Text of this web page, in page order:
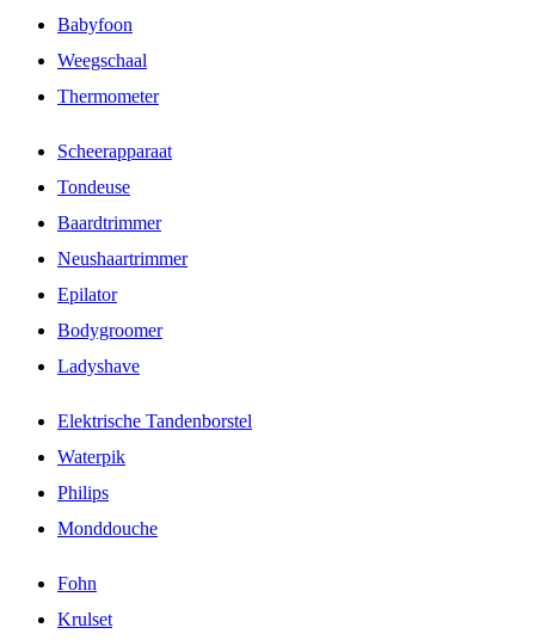
Babyfoon
Weegschaal
Thermometer
Scheerapparaat
Tondeuse
Baardtrimmer
Neushaartrimmer
Epilator
Bodygroomer
Ladyshave
Elektrische Tandenborstel
Waterpik
Philips
Monddouche
Fohn
Krulset